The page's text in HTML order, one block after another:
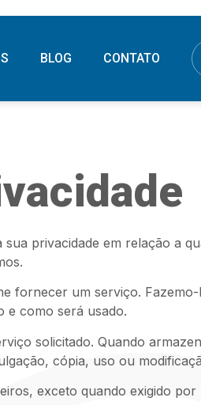
BLOG CONTATO
privacidade em relação a
fornecer um serviço.
e como será usado.
solicitado. Quando
cópia, uso ou
exceto quando exigido por